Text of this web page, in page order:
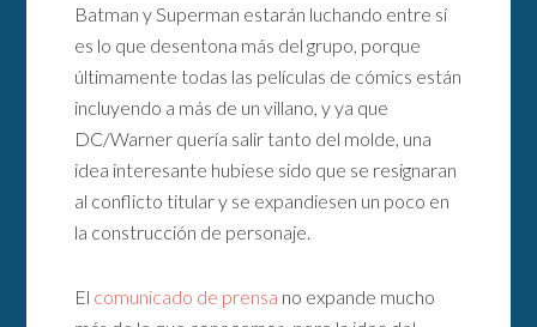
Batman y Superman estarán luchando entre sí
es lo que desentona más del grupo, porque
últimamente todas las películas de cómics están
incluyendo a más de un villano, y ya que
DC/Warner quería salir tanto del molde, una
idea interesante hubiese sido que se resignaran
al conflicto titular y se expandiesen un poco en
la construcción de personaje.
El comunicado de prensa no expande mucho